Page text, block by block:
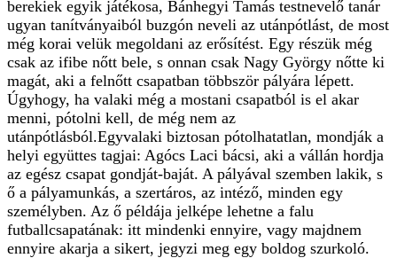
berekiek egyik játékosa, Bánhegyi Tamás testnevelő tanár
ugyan tanítványaiból buzgón neveli az utánpótlást, de most
még korai velük megoldani az erősítést. Egy részük még
csak az ifibe nőtt bele, s onnan csak Nagy György nőtte ki
magát, aki a felnőtt csapatban többször pályára lépett.
Úgyhogy, ha valaki még a mostani csapatból is el akar
menni, pótolni kell, de még nem az
utánpótlásból.Egyvalaki biztosan pótolhatatlan, mondják a
helyi együttes tagjai: Agócs Laci bácsi, aki a vállán hordja
az egész csapat gondját-baját. A pályával szemben lakik, s
ő a pályamunkás, a szertáros, az intéző, minden egy
személyben. Az ő példája jelképe lehetne a falu
futballcsapatának: itt mindenki ennyire, vagy majdnem
ennyire akarja a sikert, jegyzi meg egy boldog szurkoló.